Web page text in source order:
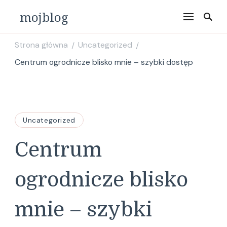
mojblog
Strona główna / Uncategorized /
Centrum ogrodnicze blisko mnie – szybki dostęp
Uncategorized
Centrum
ogrodnicze blisko
mnie – szybki